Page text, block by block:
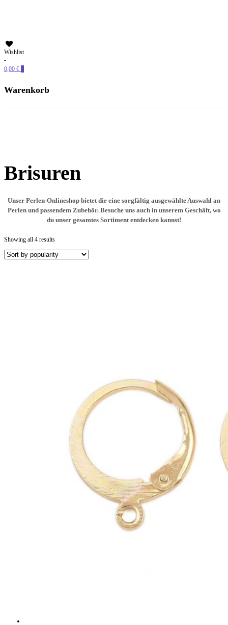
Wishlist
-
0,00 €
Warenkorb
Brisuren
Showing all 4 results